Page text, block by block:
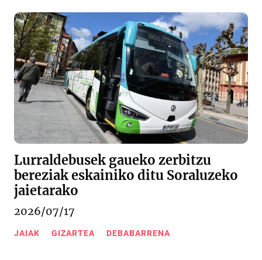
Lurraldebusek gaueko zerbitzu
bereziak eskainiko ditu Soraluzeko
jaietarako
2026/07/17
JAIAK GIZARTEA DEBABARRENA